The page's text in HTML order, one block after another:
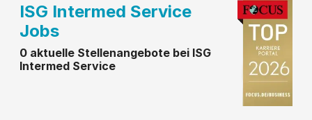
ISG Intermed Service
Jobs
0 aktuelle Stellenangebote bei ISG
Intermed Service